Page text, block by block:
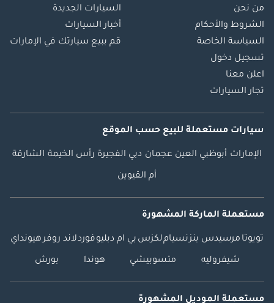
من نحن
الشروط والأحكام
السياسة الخاصة
تسجيل دخول
اعلن معنا
تجار السيارات
السيارات الجديدة
أخبار السيارات
قم ببيع سيارتك في الإمارات
سيارات مستعملة للبيع حسب الموقع
الإمارات أبوظبي العين عجمان دبي الفجيرة رأس الخيمة الشارقة
أم القيوين
مستعملة الماركة المشهورة
تويوتا مرسيدس بنزنسياملكزس بي ام دبليوفوردلاند روفرهيونداي
شيفروليه متسوبيشي هوندا بورش
مستعملة الموديل المشهورة